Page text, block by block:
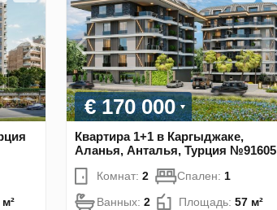
€ 170 000
Квартира 1+1 в Каргыджаке,
Аланья, Анталья, Турция №91605
Комнат: 2 Спален: 1
Ванных: 2 Площадь: 57 м²